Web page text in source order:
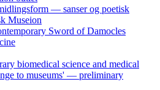
— sanser og poetisk
Museion
Sword of Damocles
biomedical science and medical
to museums' — preliminary